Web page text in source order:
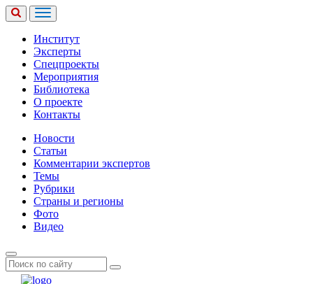
Институт
Эксперты
Спецпроекты
Мероприятия
Библиотека
О проекте
Контакты
Новости
Статьи
Комментарии экспертов
Темы
Рубрики
Страны и регионы
Фото
Видео